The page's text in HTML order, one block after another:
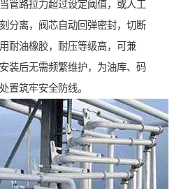
管路拉力超过设定阈值，或人工
分离，阀芯自动回弹密封，切断
耐油橡胶，耐压等级高，可兼
装后无需频繁维护，为油库、码
置筑牢安全防线。